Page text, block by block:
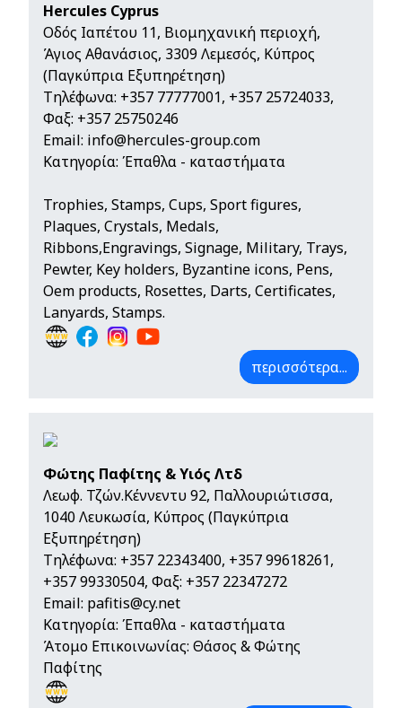
Hercules Cyprus
Οδός Ιαπέτου 11, Βιομηχανική περιοχή,
Άγιος Αθανάσιος, 3309 Λεμεσός, Κύπρος
(Παγκύπρια Εξυπηρέτηση)
Τηλέφωνα: +357 77777001, +357 25724033,
Φαξ: +357 25750246
Email: info@hercules-group.com
Κατηγορία: Έπαθλα - καταστήματα
Trophies, Stamps, Cups, Sport figures,
Plaques, Crystals, Medals,
Ribbons,Engravings, Signage, Military, Trays,
Pewter, Key holders, Byzantine icons, Pens,
Oem products, Rosettes, Darts, Certificates,
Lanyards, Stamps.
περισσότερα...
Φώτης Παφίτης & Υιός Λτδ
Λεωφ. Τζών.Κέννεντυ 92, Παλλουριώτισσα,
1040 Λευκωσία, Κύπρος (Παγκύπρια
Εξυπηρέτηση)
Τηλέφωνα: +357 22343400, +357 99618261,
+357 99330504, Φαξ: +357 22347272
Email: pafitis@cy.net
Κατηγορία: Έπαθλα - καταστήματα
Άτομο Επικοινωνίας: Θάσος & Φώτης
Παφίτης